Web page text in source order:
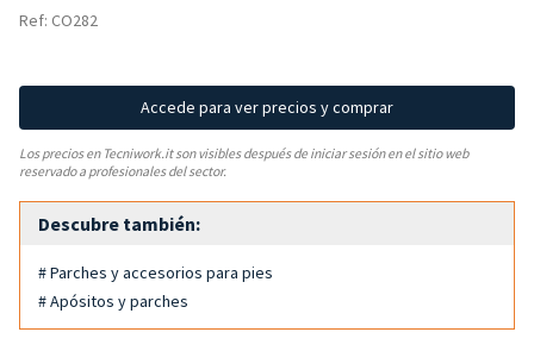
Ref: CO282
Accede para ver precios y comprar
Los precios en Tecniwork.it son visibles después de iniciar sesión en el sitio web
reservado a profesionales del sector.
Descubre también:
# Parches y accesorios para pies
# Apósitos y parches